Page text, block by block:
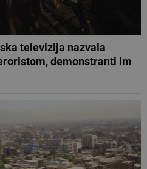
televizija nazvala
demonstranti im